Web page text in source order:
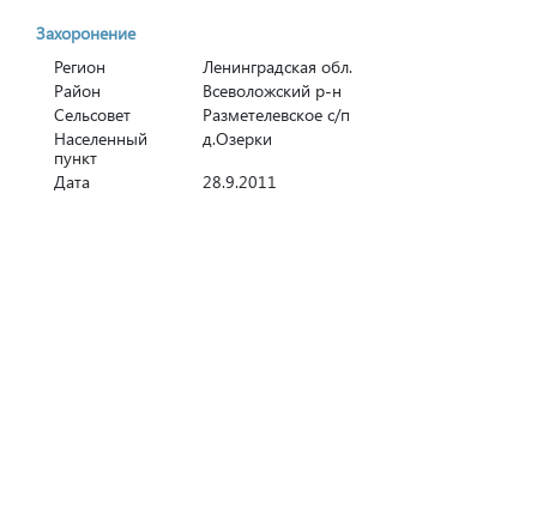
Захоронение
Регион
Ленинградская обл.
Район
Всеволожский р-н
Сельсовет
Разметелевское с/п
Населенный
пункт
д.Озерки
Дата
28.9.2011